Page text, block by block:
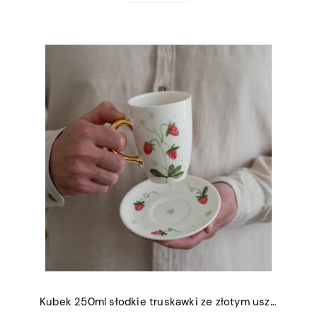
Kubek 250ml słodkie truskawki ze złotym uszkiem + talerzyk 12,5cm